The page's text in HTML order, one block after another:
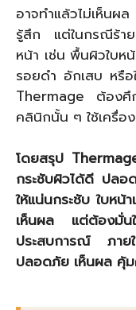
อาจทำแล้วไม่เห็นผล
รู้สึก แต่ในกรณีร้าย
หน้า เช่น พื้นผิวใบห
รอยดำ อักเสบ หรือ
Thermage ต้องศึ
คลินิกนั้น ๆ ใช้เครื่อ
โดยสรุป
กระชับผิวได้ดี ปล
ให้แน่นกระชับ ใบหน้
เห็นผล แต่ต้องมั่น
ประสบการณ์ ภาย
ปลอดภัย เห็นผล คุ้